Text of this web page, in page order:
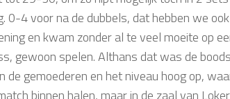
0-4 voor na de dubbels, dat hebben we
en kwam zonder al te veel moeite op
gewoon spelen. Althans dat was de
de gemoederen en het niveau hoog op,
binnen halen, maar in de zaal van